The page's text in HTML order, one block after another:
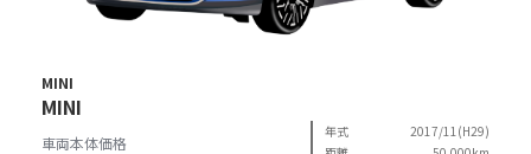
MINI
MINI
車両本体価格
年式
2017/11(H29)